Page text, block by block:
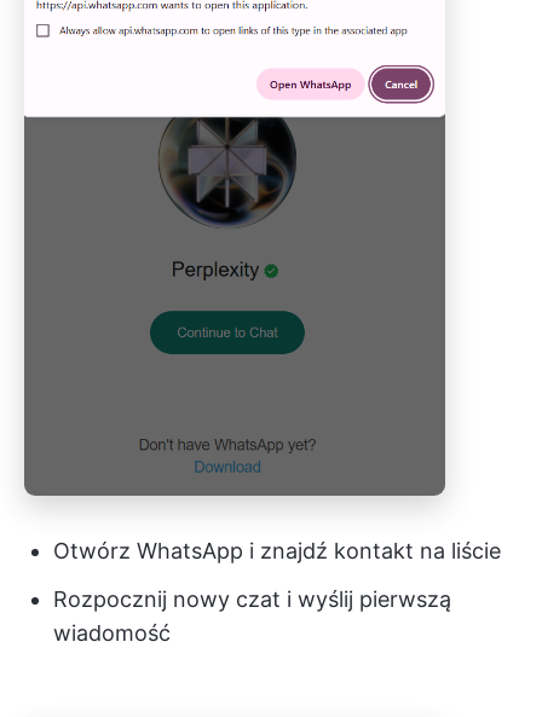
Otwórz WhatsApp i znajdź kontakt na liście
Rozpocznij nowy czat i wyślij pierwszą
wiadomość